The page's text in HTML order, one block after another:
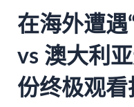
在海外遭遇
vs 澳大利
份终极观